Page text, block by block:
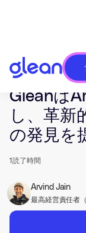
発行済み Nov 19,
Gleanは
し、革新
の発見を
1 読了時間
Arvind Jain
最高経営責任者（